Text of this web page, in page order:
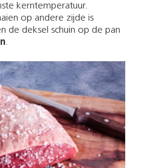
kerntemperatuur.
op andere zijde is
de deksel schuin op de pan
.